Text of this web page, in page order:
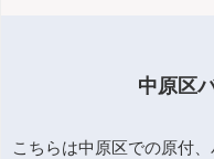
中原区
こちらは中原区での原付